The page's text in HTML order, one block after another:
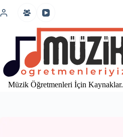
atla
Müzik Öğretmenleri İçin Kaynaklar.